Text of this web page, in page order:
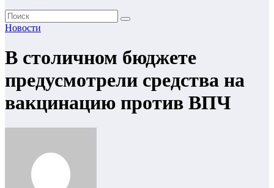
Новости
В столичном бюджете
предусмотрели средства на
вакцинацию против ВПЧ